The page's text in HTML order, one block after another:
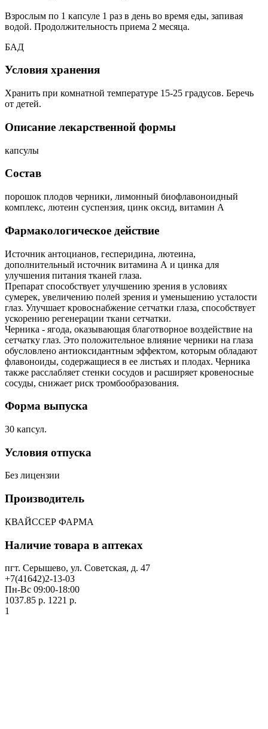
Взрослым по 1 капсуле 1 раз в день во время еды, запивая
водой. Продолжительность приема 2 месяца.
БАД
Условия хранения
Хранить при комнатной температуре 15-25 градусов. Беречь
от детей.
Описание лекарственной формы
капсулы
Состав
порошок плодов черники, лимонный биофлавоноидный
комплекс, лютеин суспензия, цинк оксид, витамин А
Фармакологическое действие
Источник антоцианов, гесперидина, лютеина,
дополнительный источник витамина А и цинка для
улучшения питания тканей глаза.
Препарат способствует улучшению зрения в условиях
сумерек, увеличению полей зрения и уменьшению усталости
глаз. Улучшает кровоснабжение сетчатки глаза, способствует
ускорению регенерации ткани сетчатки.
Черника - ягода, оказывающая благотворное воздействие на
сетчатку глаз. Это положительное влияние черники на глаза
обусловлено антиоксидантным эффектом, которым обладают
флавоноиды, содержащиеся в ее листьях и плодах. Черника
также расслабляет стенки сосудов и расширяет кровеносные
сосуды, снижает риск тромбообразования.
Форма выпуска
30 капсул.
Условия отпуска
Без лицензии
Производитель
КВАЙССЕР ФАРМА
Наличие товара в аптеках
пгт. Серышево, ул. Советская, д. 47
+7(41642)2-13-03
Пн-Вс 09:00-18:00
1037.85 р. 1221 р.
1